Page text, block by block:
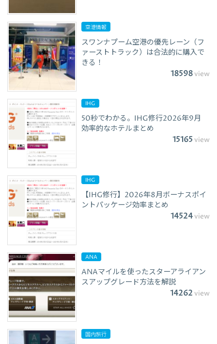
空港情報
スワンナプーム空港の優先レーン（フ
ァーストトラック）は合法的に購入で
きる！
18598view
IHG
50秒でわかる。IHG修行2026年9月
効率的なホテルまとめ
15165 view
IHG
【IHG修行】2026年8月ボーナスポイ
ントパッケージ効率まとめ
14524view
ANA
ANAマイルを使ったスターアライアン
スアップグレード方法を解説
14262 view
国内旅行